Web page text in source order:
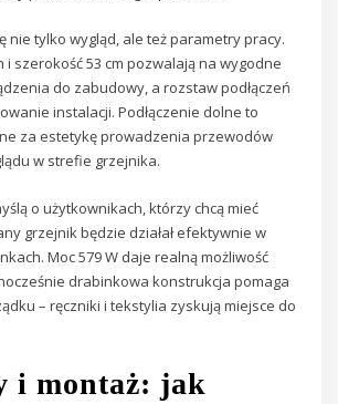
nie tylko wygląd, ale też parametry pracy.
i szerokość 53 cm pozwalają na wygodne
do zabudowy, a rozstaw podłączeń
instalacji. Podłączenie dolne to
za estetykę prowadzenia przewodów
w strefie grzejnika.
o użytkownikach, którzy chcą mieć
grzejnik będzie działał efektywnie w
Moc 579 W daje realną możliwość
drabinkowa konstrukcja pomaga
– ręczniki i tekstylia zyskują miejsce do
i montaż: jak